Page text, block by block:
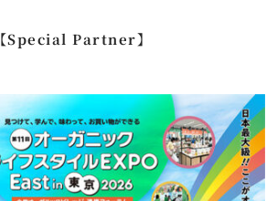
【Special Partner】